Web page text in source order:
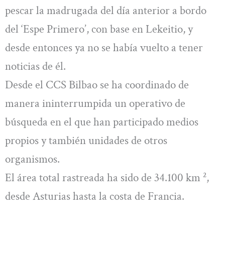
pescar la madrugada del día anterior a bordo
del ‘Espe Primero’, con base en Lekeitio, y
desde entonces ya no se había vuelto a tener
noticias de él.
Desde el CCS Bilbao se ha coordinado de
manera ininterrumpida un operativo de
búsqueda en el que han participado medios
propios y también unidades de otros
organismos.
El área total rastreada ha sido de 34.100 km ²,
desde Asturias hasta la costa de Francia.